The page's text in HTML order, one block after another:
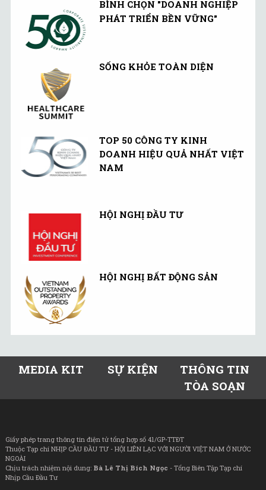
BÌNH CHỌN "DOANH NGHIỆP
PHÁT TRIỂN BỀN VỮNG"
SỐNG KHỎE TOÀN DIỆN
TOP 50 CÔNG TY KINH
DOANH HIỆU QUẢ NHẤT VIỆT
NAM
HỘI NGHỊ ĐẦU TƯ
HỘI NGHỊ BẤT ĐỘNG SẢN
MEDIA KIT SỰ KIỆN
THÔNG TIN
TÒA SOẠN
Giấy phép trang thông tin điện tử tổng hợp số 41/GP-TTĐT
Thuộc Tạp chí NHỊP CẦU ĐẦU TƯ - HỘI LIÊN LẠC VỚI NGƯỜI VIỆT NAM Ở NƯỚC
NGOÀI
Chịu trách nhiệm nội dung: Bà Lê Thị Bích Ngọc - Tổng Biên Tập Tạp chí
Nhịp Cầu Đầu Tư